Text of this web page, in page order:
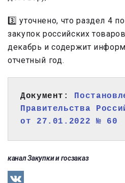
3️⃣ уточнено, что раздел 4
закупок российских
декабрь и содержит
отчетный год.
Документ:
Правительства
от 27.01.2022 № 60
канал Закупки и госзаказ